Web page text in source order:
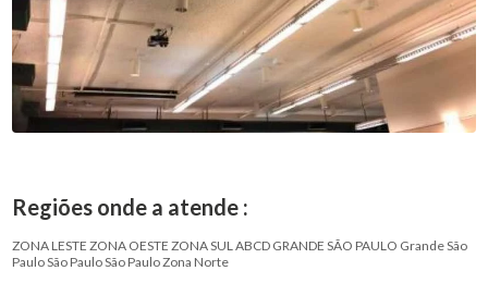
Regiões onde a atende :
ZONA LESTE ZONA OESTE ZONA SUL ABCD GRANDE SÃO PAULO Grande São
PauloSão PauloSão PauloZona Norte